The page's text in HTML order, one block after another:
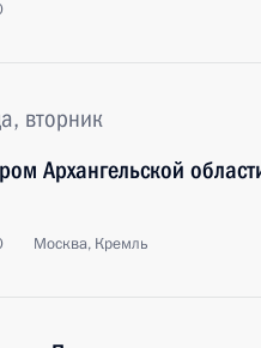
вторник
Архангельской
Москва, Кремль